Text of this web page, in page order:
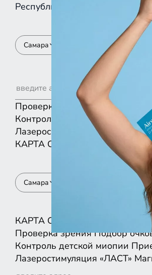
Республике Татарстан,
Самара
Проверка зрения Подбор
Контроль детской миопии
Лазеростимуляция «ЛАСТ»
КАРТА СПИСКОМ
Самара
КАРТА СПИСКОМ
Проверка зрения Подбор
Контроль детской миопии
Лазеростимуляция «ЛАСТ»